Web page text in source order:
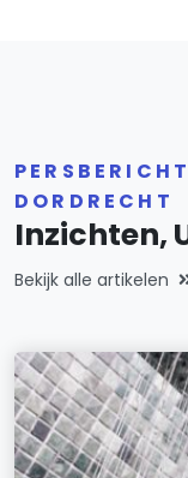
DORDRECHT
Inzichten,
Bekijk alle artikelen